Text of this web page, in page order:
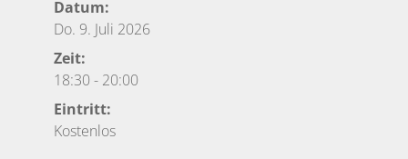
Datum:
Do. 9. Juli 2026
Zeit:
18:30- 20:00
Eintritt:
Kostenlos